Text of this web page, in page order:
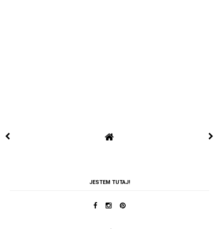
JESTEM TUTAJ!